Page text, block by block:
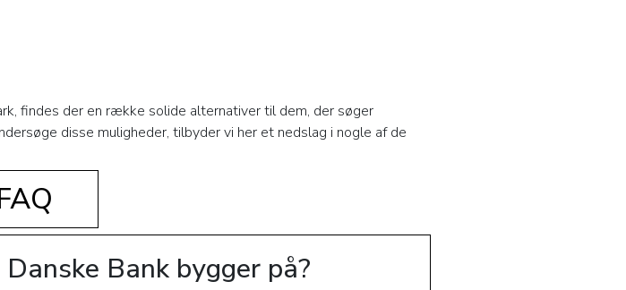
findes der en række solide alternativer til dem, der søger
disse muligheder, tilbyder vi her et nedslag i nogle af de
Bank bygger på?